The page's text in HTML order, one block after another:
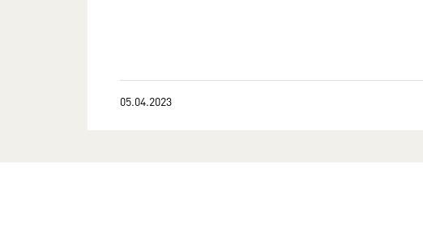
05.04.2023